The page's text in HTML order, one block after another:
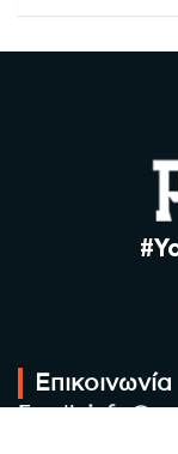
Επικοινωνία
Email: